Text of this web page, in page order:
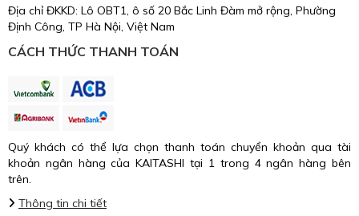
Địa chỉ ĐKKD: Lô OBT1, ô số 20 Bắc Linh Đàm mở rộng, Phường
Định Công, TP Hà Nội, Việt Nam
CÁCH THỨC THANH TOÁN
Quý khách có thể lựa chọn thanh toán chuyển khoản qua tài
khoản ngân hàng của KAITASHI tại 1 trong 4 ngân hàng bên
trên.
Thông tin chi tiết